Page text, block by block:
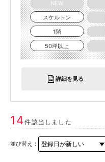
NEW
スケルトン
1階
50坪以上
詳細を見る
14件該当しました
並び替え：